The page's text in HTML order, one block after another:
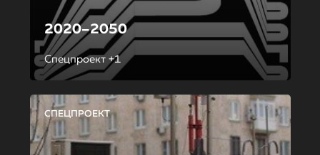
2020–2050
Спецпроект +1
СПЕЦПРОЕКТ